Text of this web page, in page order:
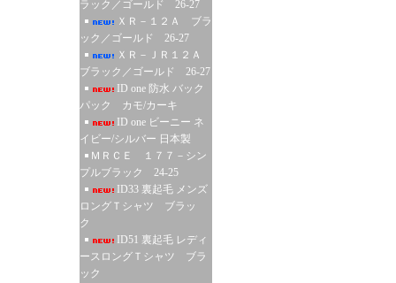
ラック／ゴールド 26-27
ＸＲ－１２Ａ ブラ
ック／ゴールド 26-27
ＸＲ－ＪＲ１２Ａ
ブラック／ゴールド 26-27
ID one 防水 バック
パック カモ/カーキ
ID one ビーニー ネ
イビー/シルバー 日本製
ＭＲＣＥ １７７－シン
プルブラック 24-25
ID33 裏起毛 メンズ
ロングＴシャツ ブラッ
ク
ID51 裏起毛 レディ
ースロングＴシャツ ブラ
ック